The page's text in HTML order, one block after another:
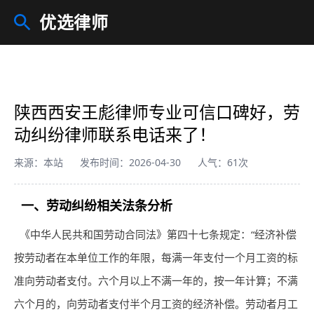
优选律师
陕西西安王彪律师专业可信口碑好，劳
动纠纷律师联系电话来了！
来源：本站 发布时间：2026-04-30 人气：61次
一、劳动纠纷相关法条分析
《中华人民共和国劳动合同法》第四十七条规定：“经济补偿
按劳动者在本单位工作的年限，每满一年支付一个月工资的标
准向劳动者支付。六个月以上不满一年的，按一年计算；不满
六个月的，向劳动者支付半个月工资的经济补偿。劳动者月工